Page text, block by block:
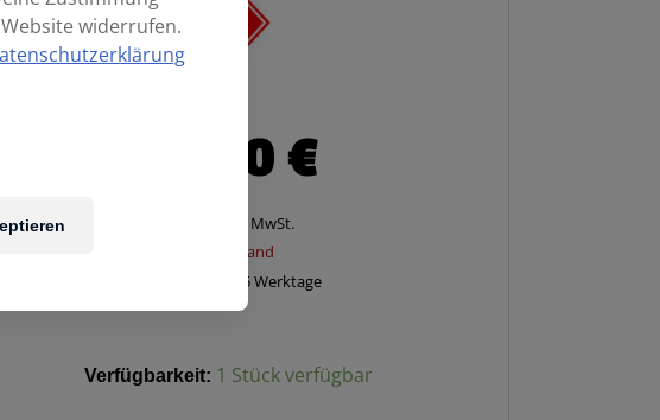
59,90€
Enthält 20% MwSt.
Versand
Lieferzeit: ca. 2-5 Werktage
Verfügbarkeit: 1 Stück verfügbar
widerrufen.